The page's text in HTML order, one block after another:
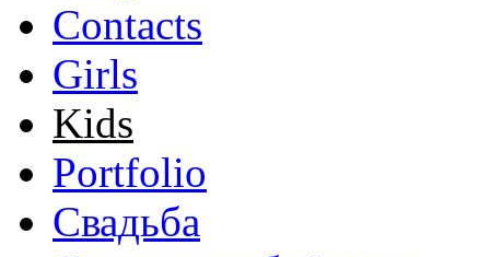
Contacts
Girls
Kids
Portfolio
Свадьба